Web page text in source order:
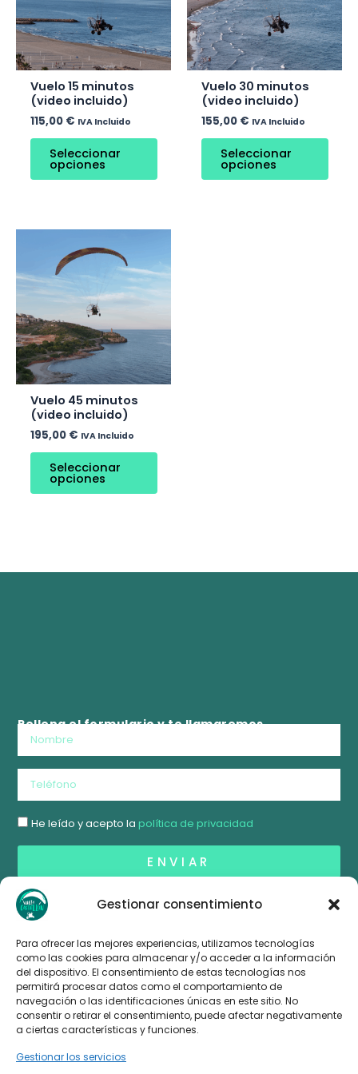
Gestionar consentimiento
Para ofrecer las mejores experiencias, utilizamos tecnologías
como las cookies para almacenar y/o acceder a la información
del dispositivo. El consentimiento de estas tecnologías nos
permitirá procesar datos como el comportamiento de
navegación o las identificaciones únicas en este sitio. No
consentir o retirar el consentimiento, puede afectar negativamente
a ciertas características y funciones.
Gestionar los servicios
Vuelo 15 minutos
(video incluido)
115,00 € IVA Incluido
Seleccionar
opciones
Vuelo 30 minutos
(video incluido)
155,00 € IVA Incluido
Seleccionar
opciones
Vuelo 45 minutos
(video incluido)
195,00 € IVA Incluido
Seleccionar
opciones
Teléfono:964 78 42 50
F I T
Rellena el formulario y te llamaremos
He leído y acepto la política de privacidad
ENVIAR
Alternative: